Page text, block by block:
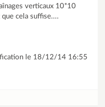
verticaux 10*10
cela suffise....
le 18/12/14 16:55